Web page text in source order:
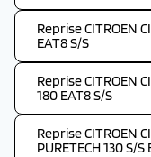
Reprise CITROEN
EAT8 S/S
Reprise CITROEN
180 EAT8 S/S
Reprise CITROEN
PURETECH 130 S/S